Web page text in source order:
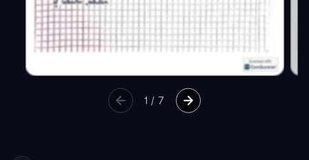
1 / 7